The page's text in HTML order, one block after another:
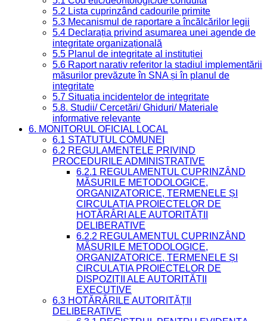
5.2 Lista cuprinzând cadourile primite
5.3 Mecanismul de raportare a încălcărilor legii
5.4 Declarația privind asumarea unei agende de
integritate organizațională
5.5 Planul de integritate al instituției
5.6 Raport narativ referitor la stadiul implementării
măsurilor prevăzute în SNA și în planul de
integritate
5.7 Situația incidentelor de integritate
5.8. Studii/ Cercetări/ Ghiduri/ Materiale
informative relevante
6. MONITORUL OFICIAL LOCAL
6.1 STATUTUL COMUNEI
6.2 REGULAMENTELE PRIVIND
PROCEDURILE ADMINISTRATIVE
6.2.1 REGULAMENTUL CUPRINZÂND
MĂSURILE METODOLOGICE,
ORGANIZATORICE, TERMENELE ȘI
CIRCULAȚIA PROIECTELOR DE
HOTĂRÂRI ALE AUTORITĂȚII
DELIBERATIVE
6.2.2 REGULAMENTUL CUPRINZÂND
MĂSURILE METODOLOGICE,
ORGANIZATORICE, TERMENELE ȘI
CIRCULAȚIA PROIECTELOR DE
DISPOZIȚII ALE AUTORITĂȚII
EXECUTIVE
6.3 HOTĂRÂRILE AUTORITĂȚII
DELIBERATIVE